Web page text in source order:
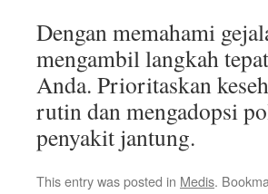
Dengan memahami
mengambil langkah
Anda. Prioritaskan
rutin dan mengadopsi
penyakit jantung.
This entry was posted in Medis.